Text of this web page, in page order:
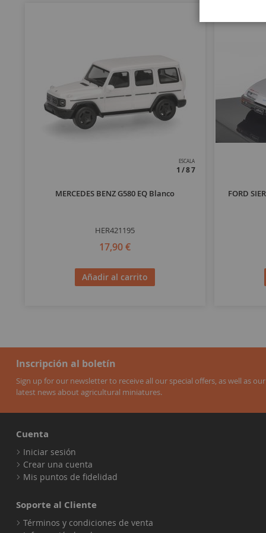
ESCALA
1/87
MERCEDES BENZ G580 EQ Blanco
HER421195
17,90 €
Añadir al carrito
FORD
Inscripción al boletín
Sign up for our newsletter to receive all our special offers, as well as our
latest news about agricultural miniatures.
Cuenta
Iniciar sesión
Crear una cuenta
Mis puntos de fidelidad
Soporte al Cliente
Términos y condiciones de venta